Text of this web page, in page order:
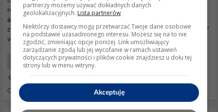
regulatora zalaczam na zdjeciach. Regulator ma wyjscia 15 i 67,
alternator
zbierajacy gdyz tak kiedys slyszalem, ale ostatnio moderator "Błażej"
wysmial mnie za takie nazewnictwo,...
Maszyny Rolnicze, Sprzęt Ciężki
23 Lis 2011 16:54
Odpowiedzi: 10 Wyświetleń: 18655
partnerzy możemy używać dokładnych danych
geolokalizacyjnych. Lista partnerów
Niektórzy dostawcy mogą przetwarzać Twoje dane osobowe
na podstawie uzasadnionego interesu. Możesz się na to nie
zgodzić, zmieniając opcje poniżej. Link umożliwiający
zarządzanie zgodą lub jej wycofanie w ramach ustawień
dotyczących prywatności i plików cookie znajdziesz u dołu tej
strony lub w menu witryny.
Akceptuję